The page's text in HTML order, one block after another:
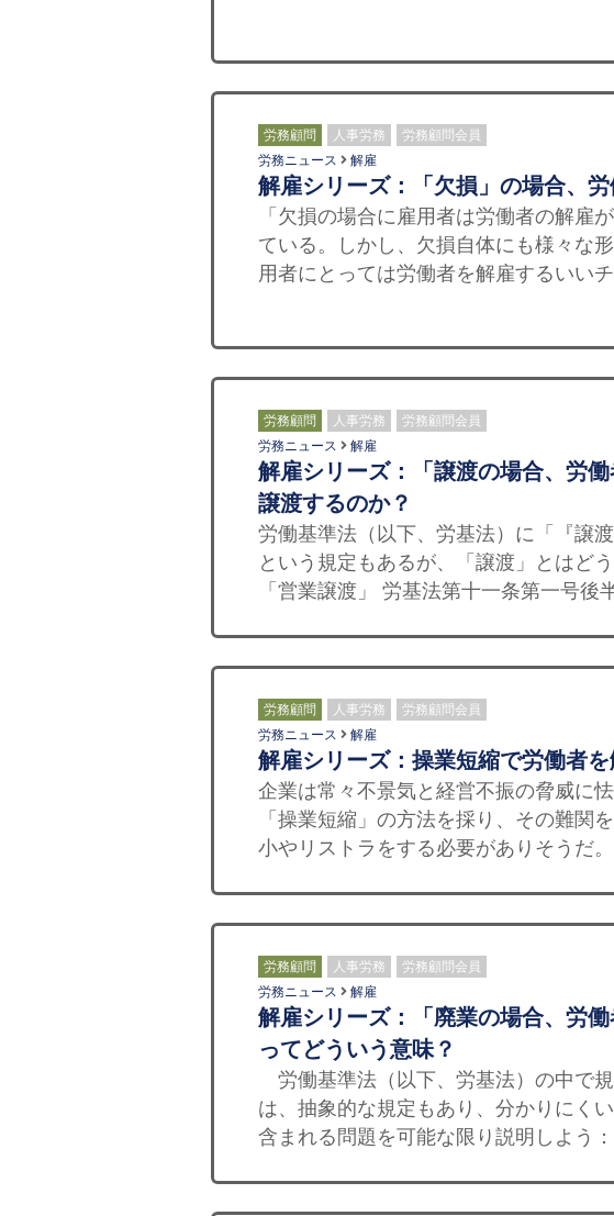
労務顧問 人事労務 労務顧問会員
労務ニュース 解雇
解雇シリーズ：「欠損」の場合、
「欠損の場合に雇用者は労働者の解雇
ている。しかし、欠損自体にも様々な
用者にとっては労働者を解雇するいい
労務顧問 人事労務 労務顧問会員
労務ニュース 解雇
解雇シリーズ：「譲渡の場合、労
譲渡するのか？
労働基準法（以下、労基法）に「『譲
という規定もあるが、「譲渡」とはど
「営業譲渡」 労基法第十一条第一号後
労務顧問 人事労務 労務顧問会員
労務ニュース 解雇
解雇シリーズ：操業短縮で労働者
企業は常々不景気と経営不振の脅威に
「操業短縮」の方法を採り、その難関
小やリストラをする必要がありそう
労務顧問 人事労務 労務顧問会員
労務ニュース 解雇
解雇シリーズ：「廃業の場合、労
ってどういう意味？
労働基準法（以下、労基法）の中で
は、抽象的な規定もあり、分かりにく
含まれる問題を可能な限り説明しよう